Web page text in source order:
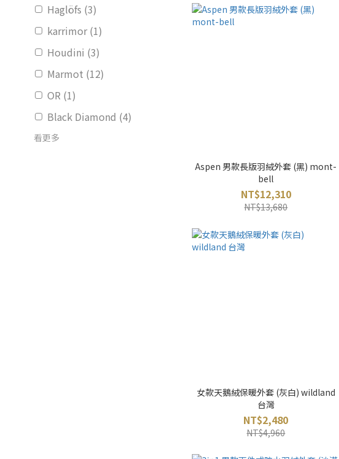
Haglöfs (3)
karrimor (1)
Houdini (3)
Marmot (12)
OR (1)
Black Diamond (4)
看更多
Aspen 男款長版羽絨外套 (黑) mont-
bell
NT$12,310
NT$13,680
女款天鵝絨保暖外套 (灰白) wildland
台灣
NT$2,480
NT$4,960